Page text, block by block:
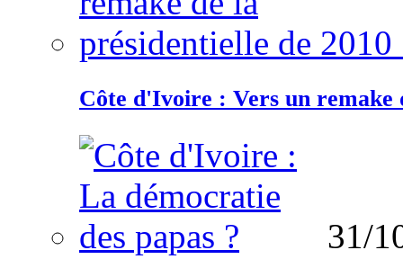
Côte d'Ivoire : Vers un remake
31/